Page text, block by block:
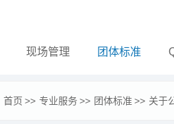
现场管理 团体标准
首页 专业服务 团体标准 关于